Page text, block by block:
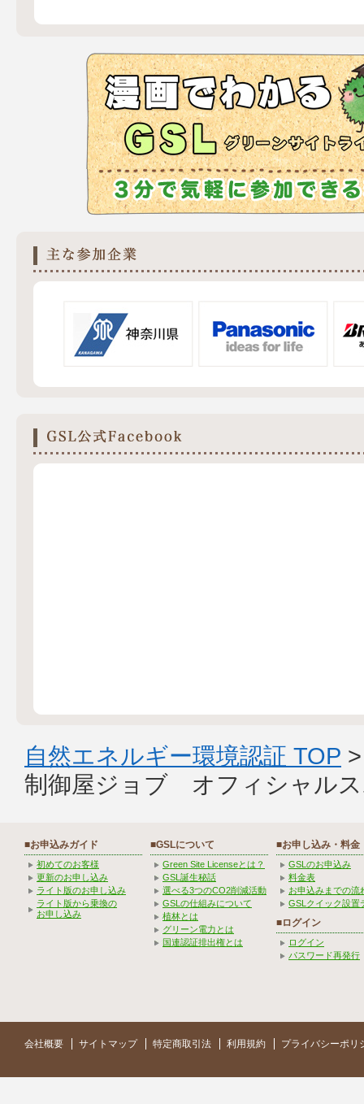
自然エネルギー環境認証 TOP
制御屋ジョブ オフィシャル
■お申込みガイド
初めてのお客様
更新のお申し込み
ライト版のお申し込み
ライト版から乗換の
お申し込み
■GSLについて
Green Site Licenseとは？
GSL誕生秘話
選べる3つのCO2削減活動
GSLの仕組みについて
植林とは
グリーン電力とは
国連認証排出権とは
■お申し込み・料金
GSLのお申込み
料金表
お申込みまでの流
GSLクイック設置
■ログイン
ログイン
パスワード再発行
会社概要 サイトマップ 特定商取引法 利用規約 プライバシーポリ